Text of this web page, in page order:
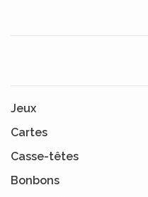
Jeux
Cartes
Casse-têtes
Bonbons